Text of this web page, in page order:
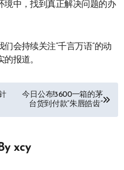
境中，找到真正解决问题的办
会持续关注“千言万语”的动
报道。
今日公布!3600一箱的茅
台货到付款“朱唇皓齿”
By xcy